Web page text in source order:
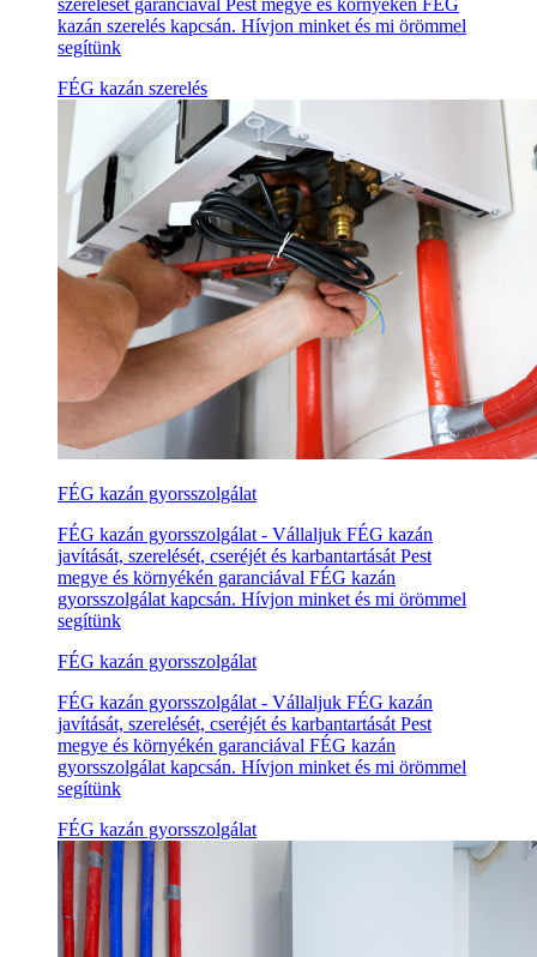
szerelését garanciával Pest megye és környékén FÉG
kazán szerelés kapcsán. Hívjon minket és mi örömmel
segítünk
FÉG kazán szerelés
FÉG kazán gyorsszolgálat
FÉG kazán gyorsszolgálat - Vállaljuk FÉG kazán
javítását, szerelését, cseréjét és karbantartását Pest
megye és környékén garanciával FÉG kazán
gyorsszolgálat kapcsán. Hívjon minket és mi örömmel
segítünk
FÉG kazán gyorsszolgálat
FÉG kazán gyorsszolgálat - Vállaljuk FÉG kazán
javítását, szerelését, cseréjét és karbantartását Pest
megye és környékén garanciával FÉG kazán
gyorsszolgálat kapcsán. Hívjon minket és mi örömmel
segítünk
FÉG kazán gyorsszolgálat